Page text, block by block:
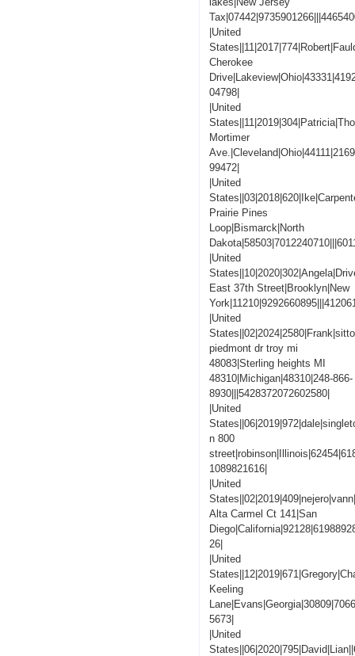
|United
Cherokee
04798|
|United
Mortimer
99472|
|United
Prairie Pines
Loop|Bismarck|North
|United
East 37th Street|Brooklyn|New
|United
piedmont dr troy mi
48083|Sterling heights MI
48310|Michigan|48310|248-866-
8930|||5428372072602580|
|United
n 800
1089821616|
|United
Alta Carmel Ct 141|San
26|
|United
Keeling
5673|
|United